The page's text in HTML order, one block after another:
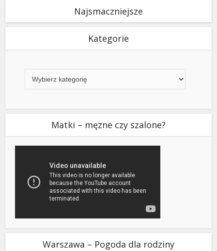
Najsmaczniejsze
Kategorie
Matki – męzne czy szalone?
Warszawa – Pogoda dla rodziny